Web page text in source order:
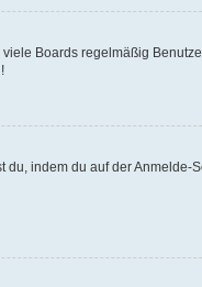
Boards regelmäßig
indem du auf der Anmelde-